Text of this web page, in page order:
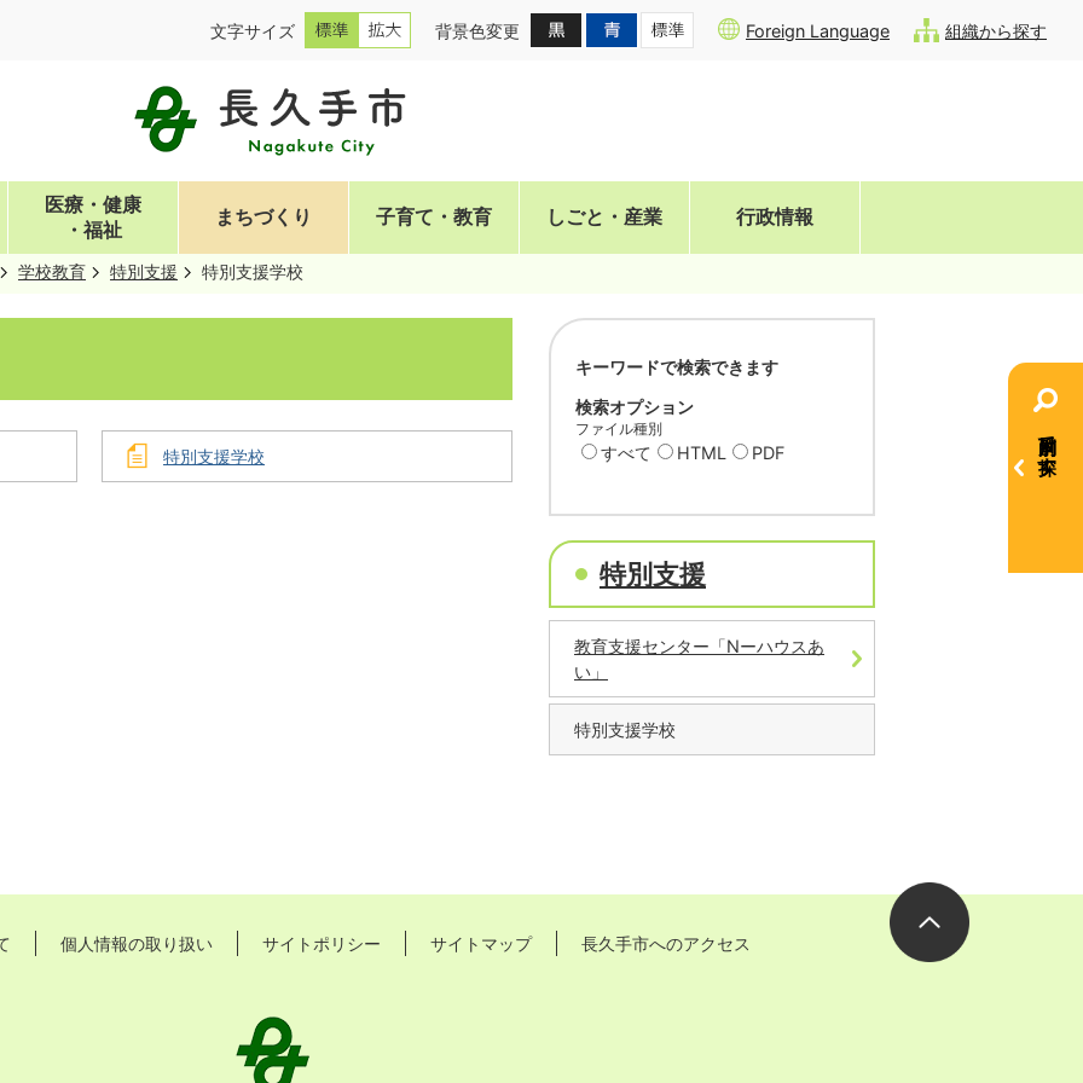
文字サイズ 背景色変更 Foreign Language 組織から探す
医療・健康
・福祉
まちづくり 子育て・教育 しごと・産業 行政情報
目的別で探す
学校教育 特別支援 特別支援学校
特別支援学校
キーワードで検索できます
検索オプション
ファイル種別
すべて HTML PDF
特別支援
教育支援センター「Nーハウスあ
い」
特別支援学校
個人情報の取り扱い サイトポリシー サイトマップ 長久手市へのアクセス